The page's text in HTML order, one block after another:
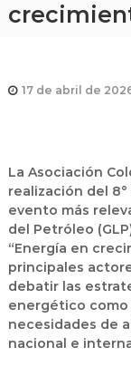
17 de abril de
La Asociación
realización del
evento más
del Petróleo
“Energía en
principales
debatir las
energético como
necesidades de
nacional e